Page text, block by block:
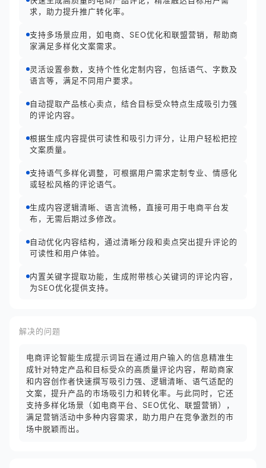
求，助力提升推广转化率。
支持多场景应用，如电商、SEO优化和联盟营销，帮助商
家满足多样化文案需求。
灵活设置参数，支持个性化定制内容，包括语气、字数及
语言等，满足不同用户要求。
自动提取产品核心卖点，结合目标受众特点生成吸引力强
的评论内容。
根据生成内容提供可读性和吸引力评分，让用户轻松把控
文案质量。
支持语气多样化调整，可根据用户需求定制专业、情感化
或轻松风格的评论语气。
生成内容逻辑清晰、语言流畅，直接可用于电商平台发
布，无需后期过多修改。
自动优化内容结构，通过清晰分段和卖点突出提升评论的
可读性和用户体验。
内置关键字提取功能，生成附带核心关键词的评论内容，
为SEO优化提供支持。
解决的问题
电商评论智能生成提示词旨在通过用户输入的信息精准生
成针对特定产品和目标受众的高质量评论内容，帮助商家
和内容创作者快速撰写吸引力强、逻辑清晰、语气适配的
文案，提升产品的市场吸引力和转化率。与此同时，它还
支持多样化场景（如电商平台、SEO优化、联盟营销），
满足营销活动中多种内容需求，助力用户在竞争激烈的市
场中脱颖而出。